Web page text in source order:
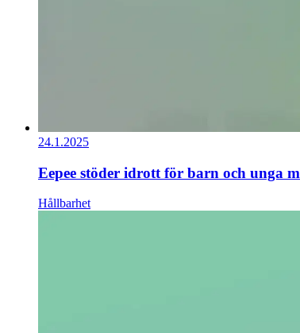
24.1.2025
Eepee stöder idrott för barn och unga
Hållbarhet